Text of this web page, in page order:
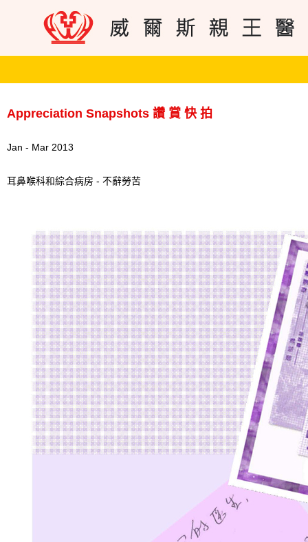
Appreciation Snapshots 讚 賞 快 拍
Jan - Mar 2013
耳鼻喉科和綜合病房 - 不辭勞苦